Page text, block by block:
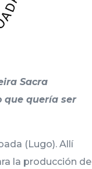
Sacra
que quería ser
(Lugo). Allí
la producción de